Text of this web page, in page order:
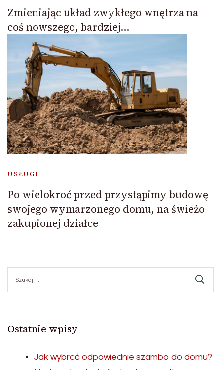
Zmieniając układ zwykłego wnętrza na
coś nowszego, bardziej…
USŁUGI
Po wielokroć przed przystąpimy budowę
swojego wymarzonego domu, na świeżo
zakupionej działce
Ostatnie wpisy
Jak wybrać odpowiednie szambo do domu?